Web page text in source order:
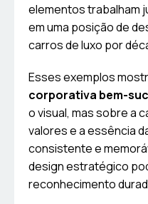
elementos trabalham
em uma posição de
carros de luxo por
Esses exemplos
corporativa bem-
o visual, mas sobre a
valores e a essência
consistente e
design estratégico
reconhecimento